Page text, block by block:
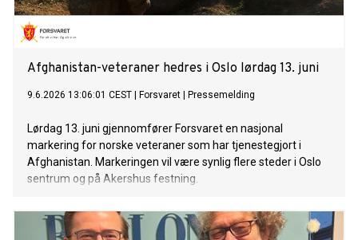
Afghanistan-veteraner hedres i Oslo lørdag 13. juni
9.6.2026 13:06:01 CEST Forsvaret Pressemelding
Lørdag 13. juni gjennomfører Forsvaret en nasjonal
markering for norske veteraner som har tjenestegjort i
Afghanistan. Markeringen vil være synlig flere steder i Oslo
sentrum og på Akershus festning.